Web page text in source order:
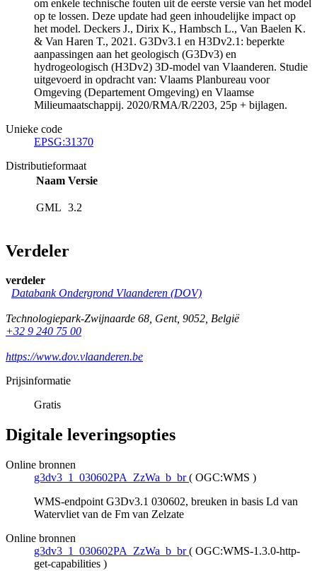
om enkele technische fouten uit de eerste versie van het model
op te lossen. Deze update had geen inhoudelijke impact op
het model. Deckers J., Dirix K., Hambsch L., Van Baelen K.
& Van Haren T., 2021. G3Dv3.1 en H3Dv2.1: beperkte
aanpassingen aan het geologisch (G3Dv3) en
hydrogeologisch (H3Dv2) 3D-model van Vlaanderen. Studie
uitgevoerd in opdracht van: Vlaams Planbureau voor
Omgeving (Departement Omgeving) en Vlaamse
Milieumaatschappij. 2020/RMA/R/2203, 25p + bijlagen.
Unieke code
EPSG:31370
Distributieformaat
Naam Versie
GML 3.2
Verdeler
verdeler
Databank Ondergrond Vlaanderen (DOV)
Technologiepark-Zwijnaarde 68, Gent, 9052, België
+32 9 240 75 00
https://www.dov.vlaanderen.be
Prijsinformatie
Gratis
Digitale leveringsopties
Online bronnen
g3dv3_1_030602PA_ZzWa_b_br ( OGC:WMS )
WMS-endpoint G3Dv3.1 030602, breuken in basis Ld van
Watervliet van de Fm van Zelzate
Online bronnen
g3dv3_1_030602PA_ZzWa_b_br ( OGC:WMS-1.3.0-http-
get-capabilities )